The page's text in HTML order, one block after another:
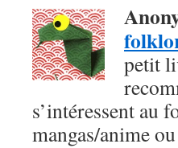
petit
s’intéressent au
mangas/anime